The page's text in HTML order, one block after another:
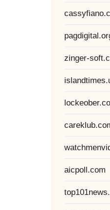
zinger-
aicpoll.com